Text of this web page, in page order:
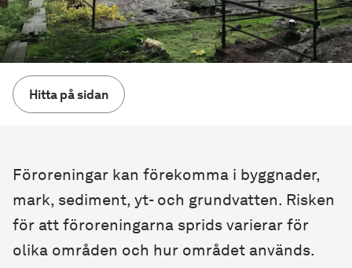
Hitta på sidan
Föroreningar kan förekomma i byggnader,
mark, sediment, yt- och grundvatten. Risken
för att föroreningarna sprids varierar för
olika områden och hur området används.